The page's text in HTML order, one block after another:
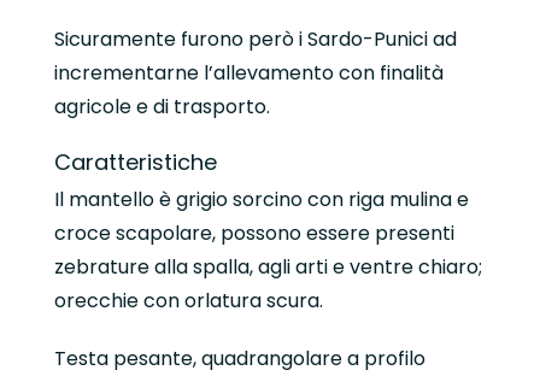
Sicuramente furono però i Sardo-Punici ad
incrementarne l’allevamento con finalità
agricole e di trasporto.
Caratteristiche
Il mantello è grigio sorcino con riga mulina e
croce scapolare, possono essere presenti
zebrature alla spalla, agli arti e ventre chiaro;
orecchie con orlatura scura.
Testa pesante, quadrangolare a profilo